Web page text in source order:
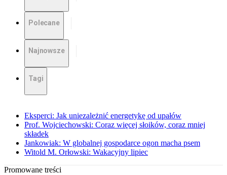
Polecane
Najnowsze
Tagi
Eksperci: Jak uniezależnić energetykę od upałów
Prof. Wojciechowski: Coraz więcej słoików, coraz mniej
składek
Jankowiak: W globalnej gospodarce ogon macha psem
Witold M. Orłowski: Wakacyjny lipiec
Promowane treści